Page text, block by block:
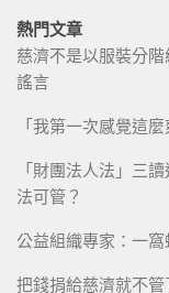
熱門文章
慈濟不是以服裝分
謠言
「我第一次感覺這
「財團法人法」三
法可管？
公益組織專家：一
把錢捐給慈濟就不管